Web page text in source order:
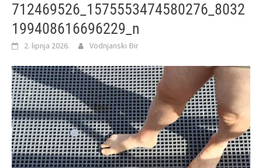
712469526_1575553474580276_8032
199408616696229_n
2. lipnja 2026. Vodnjanski Đir